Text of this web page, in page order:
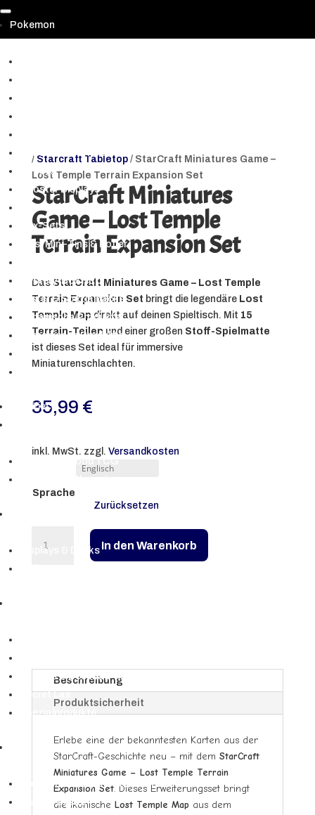
Pokemon
Pokemon GO TCG
Booster
Booster Displays
Elite Trainer Box
Box-Sets
Tins, Mini-Tins & Koffer
Mystery-Box NEU
Blister & Spezialpacks
Japanische Produkte
Koreanische Produkte
Mengenrabatte
One Piece
Displays & Decks
Bundles & Deckbau-Kits
Secret Lair
Spezialprodukte
Booster Display & Draft Boxen
Starter Decks
/ Starcraft Tabletop/ StarCraft Miniatures Game –
Lost Temple Terrain Expansion Set
StarCraft Miniatures
Game – Lost Temple
Terrain Expansion Set
Das StarCraft Miniatures Game – Lost Temple
Terrain Expansion Set bringt die legendäre Lost
Temple Map direkt auf deinen Spieltisch. Mit 15
Terrain-Teilen und einer großen Stoff-Spielmatte
ist dieses Set ideal für immersive
Miniaturenschlachten.
35,99 €
inkl. MwSt. zzgl. Versandkosten
Sprache
Zurücksetzen
Miniatures
Menge
In den Warenkorb
Beschreibung
Produktsicherheit
Erlebe eine der bekanntesten Karten aus der
StarCraft-Geschichte neu – mit dem StarCraft
Miniatures Game – Lost Temple Terrain
Expansion Set. Dieses Erweiterungsset bringt
die ikonische Lost Temple Map aus dem